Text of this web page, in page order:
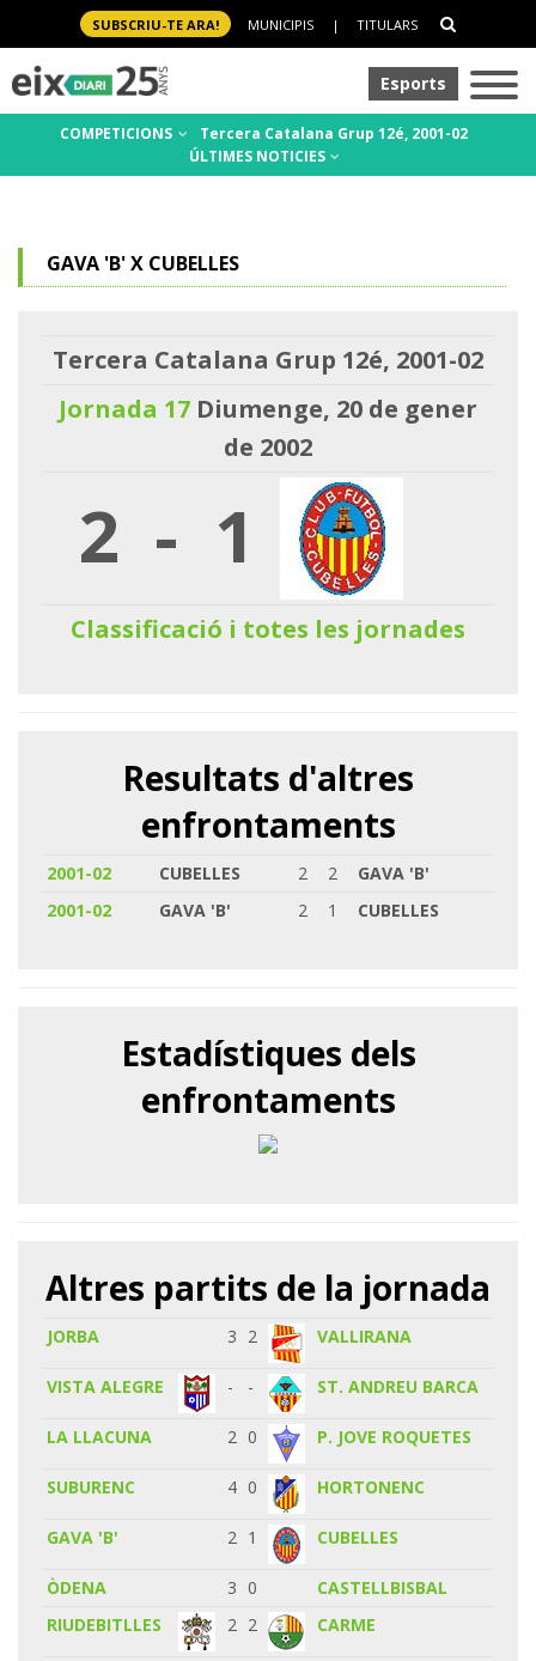
SUBSCRIU-TE ARA! MUNICIPIS | TITULARS
Esports
COMPETICIONS
Tercera Catalana Grup 12é, 2001-02
ÚLTIMES NOTICIES
GAVA 'B' X CUBELLES
Tercera Catalana Grup 12é, 2001-02
Jornada 17Diumenge, 20 de gener
de 2002
2 - 1
Classificació i totes les jornades
Resultats d'altres
enfrontaments
2001-02 CUBELLES 2 2
GAVA 'B'
2001-02
GAVA 'B' 2 1 CUBELLES
Estadístiques dels
enfrontaments
Altres partits de la jornada
JORBA 3 2 VALLIRANA
VISTA ALEGRE - - ST. ANDREU BARCA
LA LLACUNA 2 0 P. JOVE ROQUETES
SUBURENC 4 0 HORTONENC
GAVA 'B' 2 1 CUBELLES
ÒDENA 3 0
CASTELLBISBAL
RIUDEBITLLES
2 2 CARME